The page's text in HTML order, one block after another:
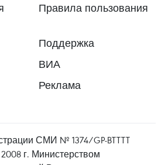
Правила пользования
Поддержка
ВИА
Реклама
СМИ № 1374/GP-BTTTT
г. Министерством